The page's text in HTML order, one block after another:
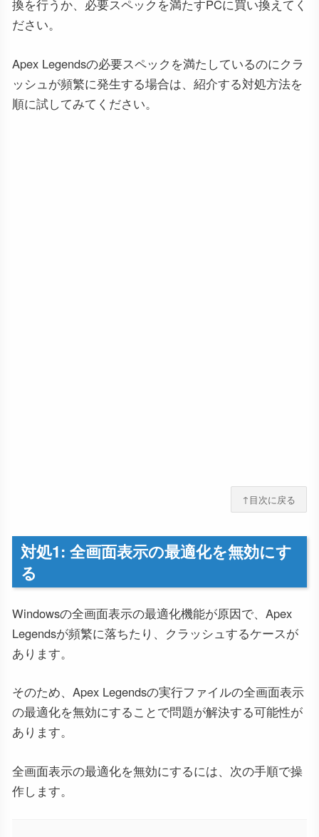
換を行うか、必要スペックを満たすPCに買い換えてく
ださい。
Apex Legendsの必要スペックを満たしているのにクラ
ッシュが頻繁に発生する場合は、紹介する対処方法を
順に試してみてください。
↑目次に戻る
対処1: 全画面表示の最適化を無効にす
る
Windowsの全画面表示の最適化機能が原因で、Apex
Legendsが頻繁に落ちたり、クラッシュするケースが
あります。
そのため、Apex Legendsの実行ファイルの全画面表示
の最適化を無効にすることで問題が解決する可能性が
あります。
全画面表示の最適化を無効にするには、次の手順で操
作します。